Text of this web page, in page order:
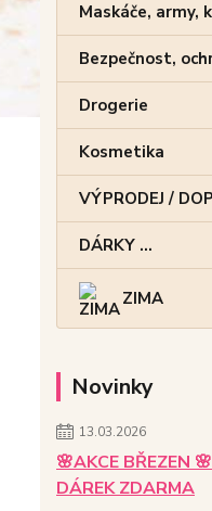
Maskáče, army,
Bezpečnost,
Drogerie
Kosmetika
VÝPRODEJ /
DÁRKY ...
ZIMA
Novinky
13.03.2026
🌸AKCE BŘEZEN
DÁREK ZDARMA